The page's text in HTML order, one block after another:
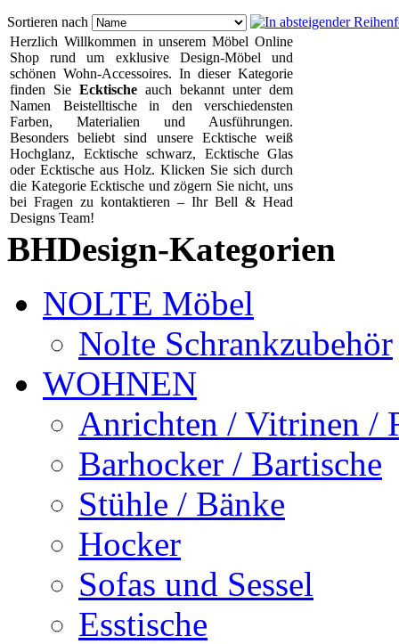
Sortieren nach
Herzlich Willkommen in unserem Möbel Online
Shop rund um exklusive Design-Möbel und
schönen Wohn-Accessoires. In dieser Kategorie
finden Sie Ecktische auch bekannt unter dem
Namen Beistelltische in den verschiedensten
Farben, Materialien und Ausführungen.
Besonders beliebt sind unsere Ecktische weiß
Hochglanz, Ecktische schwarz, Ecktische Glas
oder Ecktische aus Holz. Klicken Sie sich durch
die Kategorie Ecktische und zögern Sie nicht, uns
bei Fragen zu kontaktieren – Ihr Bell & Head
Designs Team!
BHDesign-Kategorien
NOLTE Möbel
Nolte Schrankzubehör
WOHNEN
Anrichten / Vitrinen /
Barhocker / Bartische
Stühle / Bänke
Hocker
Sofas und Sessel
Esstische